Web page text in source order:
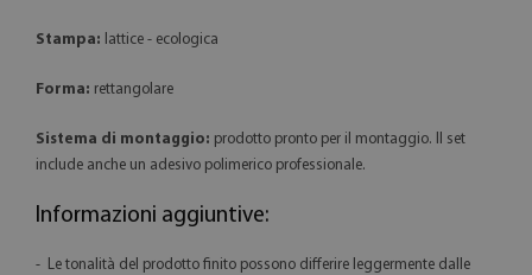
Stampa: lattice - ecologica
Forma: rettangolare
Sistema di montaggio: prodotto pronto per il montaggio. Il set
include anche un adesivo polimerico professionale.
Informazioni aggiuntive:
- Le tonalità del prodotto finito possono differire leggermente dalle